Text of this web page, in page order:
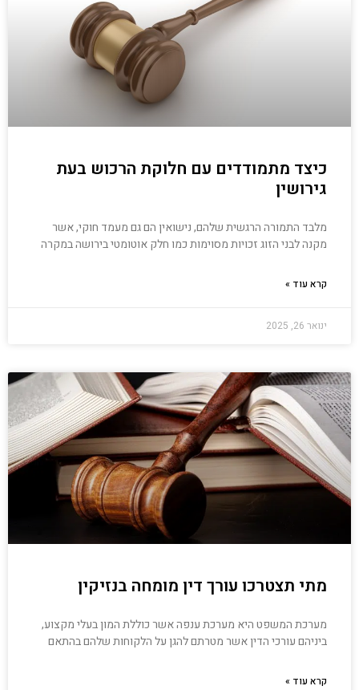
כיצד מתמודדים עם חלוקת הרכוש בעת
גירושין
מלבד התמורה הרגשית שלהם, נישואין הם גם מעמד חוקי, אשר
מקנה לבני הזוג זכויות מסוימות כמו חלק אוטומטי בירושה במקרה
קרא עוד »
ינואר 26, 2025
מתי תצטרכו עורך דין מומחה בנזיקין
מערכת המשפט היא מערכת ענפה אשר כוללת המון בעלי מקצוע,
ביניהם עורכי הדין אשר מטרתם להגן על הלקוחות שלהם בהתאם
קרא עוד »